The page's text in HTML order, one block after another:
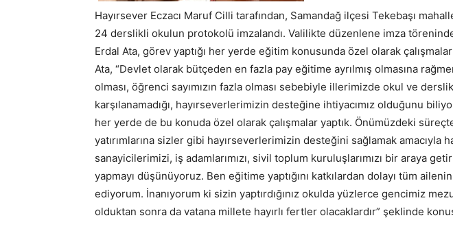
Hayırsever Eczacı Maruf Cilli tarafından, Samandağ ilçesi Tekebaşı
24 derslikli okulun protokolü imzalandı. Valilikte düzenlene imza
Erdal Ata, görev yaptığı her yerde eğitim konusunda özel olarak çalışmalar
Ata, “Devlet olarak bütçeden en fazla pay eğitime ayrılmış olmasına
olması, öğrenci sayımızın fazla olması sebebiyle illerimizde okul ve
karşılanamadığı, hayırseverlerimizin desteğine ihtiyacımız olduğunu
her yerde de bu konuda özel olarak çalışmalar yaptık. Önümüzdeki
yatırımlarına sizler gibi hayırseverlerimizin desteğini sağlamak amacıyla
sanayicilerimizi, iş adamlarımızı, sivil toplum kuruluşlarımızı bir araya
yapmayı düşünüyoruz. Ben eğitime yaptığını katkılardan dolayı tüm
ediyorum. İnanıyorum ki sizin yaptırdığınız okulda yüzlerce gencimiz
olduktan sonra da vatana millete hayırlı fertler olacaklardır” şeklinde